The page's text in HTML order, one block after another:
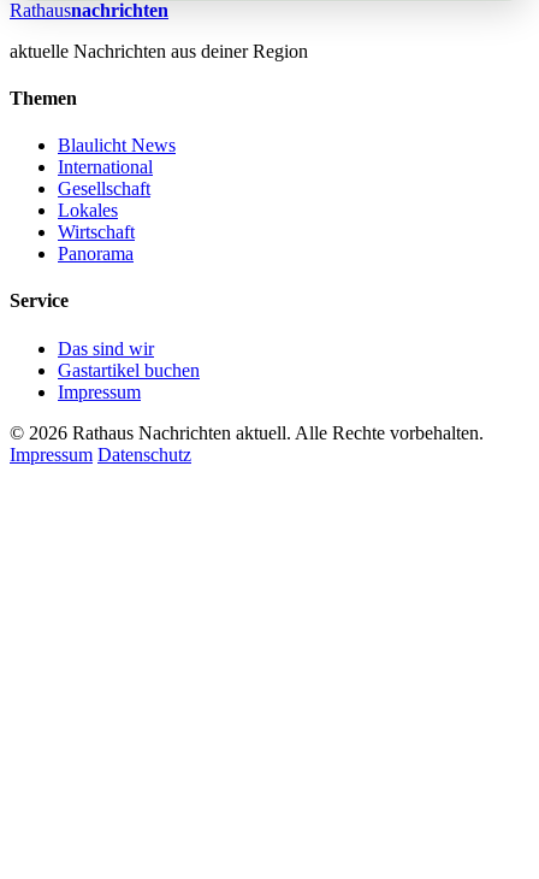
Rathausnachrichten
aktuelle Nachrichten aus deiner Region
Themen
Blaulicht News
International
Gesellschaft
Lokales
Wirtschaft
Panorama
Service
Das sind wir
Gastartikel buchen
Impressum
© 2026 Rathaus Nachrichten aktuell. Alle Rechte vorbehalten.
Impressum Datenschutz